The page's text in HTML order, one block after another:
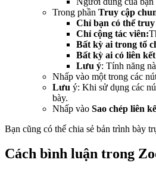
Trong phần Truy cập
Chỉ bạn có thể truy
Chỉ cộng tác viên:
Bất kỳ ai trong tổ
Bất kỳ ai có liên kết
Lưu ý: Tính năng
Nhấp vào một trong các
Lưu ý: Khi sử dụng các
bày.
Nhấp vào Sao chép liên
Bạn cũng có thể chia sẻ bản trình bày
Cách bình luận trong